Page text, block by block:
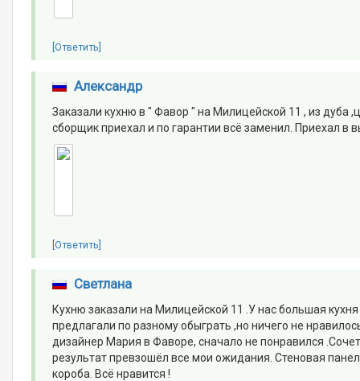
[Ответить]
Александр
Заказали кухню в " Фавор " на Милицейской 11 , из дуба
сборщик приехал и по гарантии всё заменил. Приехал в
[Ответить]
Светлана
Кухню заказали на Милицейской 11 .У нас большая
предлагали по разному обыграть ,но ничего не
дизайнер Мария в Фаворе, сначало не понравился
результат превзошёл все мои ожидания. Стеновая
короба. Всё нравится !